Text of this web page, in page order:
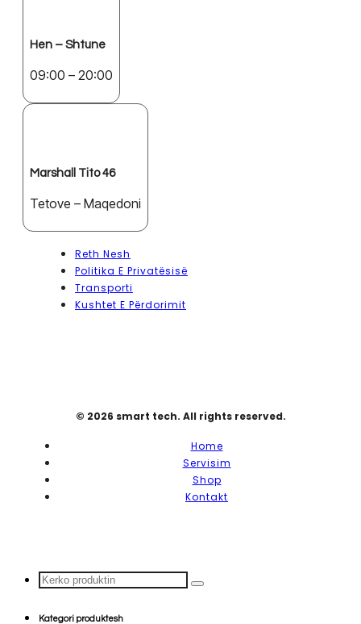
Hen – Shtune
09:00 – 20:00
Marshall Tito 46
Tetove – Maqedoni
Reth Nesh
Politika E Privatësisë
Transporti
Kushtet E Përdorimit
© 2026 smart tech. All rights reserved.
Home
Servisim
Shop
Kontakt
Search
...
Kategori produktesh